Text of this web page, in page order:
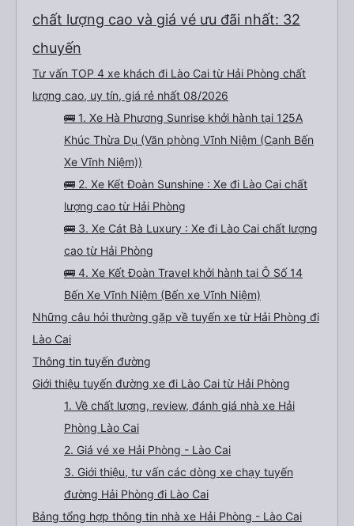
chất lượng cao và giá vé ưu đãi nhất: 32
chuyến
Tư vấn TOP 4 xe khách đi Lào Cai từ Hải Phòng chất
lượng cao, uy tín, giá rẻ nhất 08/2026
🚌 1. Xe Hà Phương Sunrise khởi hành tại 125A
Khúc Thừa Dụ (Văn phòng Vĩnh Niệm (Cạnh Bến
Xe Vĩnh Niệm))
🚌 2. Xe Kết Đoàn Sunshine : Xe đi Lào Cai chất
lượng cao từ Hải Phòng
🚌 3. Xe Cát Bà Luxury : Xe đi Lào Cai chất lượng
cao từ Hải Phòng
🚌 4. Xe Kết Đoàn Travel khởi hành tại Ô Số 14
Bến Xe Vĩnh Niệm (Bến xe Vĩnh Niệm)
Những câu hỏi thường gặp về tuyến xe từ Hải Phòng đi
Lào Cai
Thông tin tuyến đường
Giới thiệu tuyến đường xe đi Lào Cai từ Hải Phòng
1. Về chất lượng, review, đánh giá nhà xe Hải
Phòng Lào Cai
2. Giá vé xe Hải Phòng - Lào Cai
3. Giới thiệu, tư vấn các dòng xe chạy tuyến
đường Hải Phòng đi Lào Cai
Bảng tổng hợp thông tin nhà xe Hải Phòng - Lào Cai